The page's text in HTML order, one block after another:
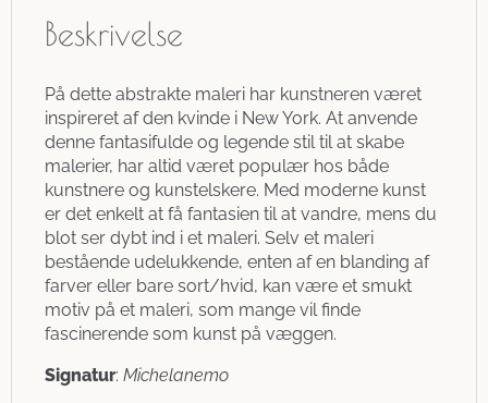
Beskrivelse
På dette abstrakte maleri har kunstneren været
inspireret af den kvinde i New York. At anvende
denne fantasifulde og legende stil til at skabe
malerier, har altid været populær hos både
kunstnere og kunstelskere. Med moderne kunst
er det enkelt at få fantasien til at vandre, mens du
blot ser dybt ind i et maleri. Selv et maleri
bestående udelukkende, enten af en blanding af
farver eller bare sort/hvid, kan være et smukt
motiv på et maleri, som mange vil finde
fascinerende som kunst på væggen.
Signatur: Michelanemo